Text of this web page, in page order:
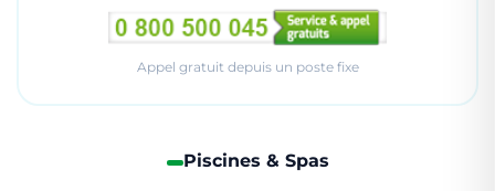
Appel gratuit depuis un poste fixe
Piscines & Spas